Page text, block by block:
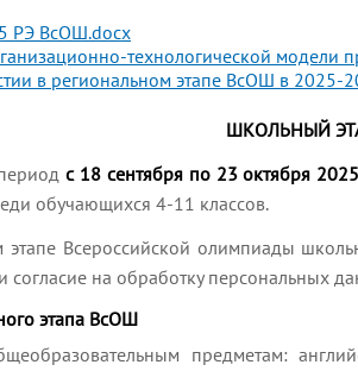
РЭ ВсОШ.docx
технологической модели
в региональном этапе ВсОШ в 2025-
ШКОЛЬНЫЙ
с 18 сентября по 23 октября
обучающихся 4-11 классов.
Всероссийской олимпиады
на обработку персональных
этапа ВсОШ
предметам: